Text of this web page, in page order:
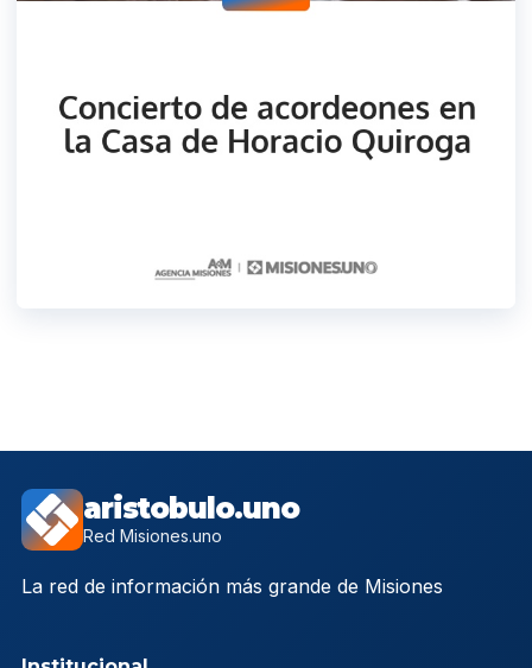
aristobulo.uno
Red Misiones.uno
La red de información más grande de Misiones